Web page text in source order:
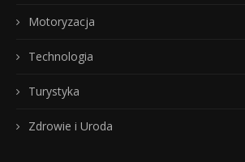
Motoryzacja
Technologia
Turystyka
Zdrowie i Uroda